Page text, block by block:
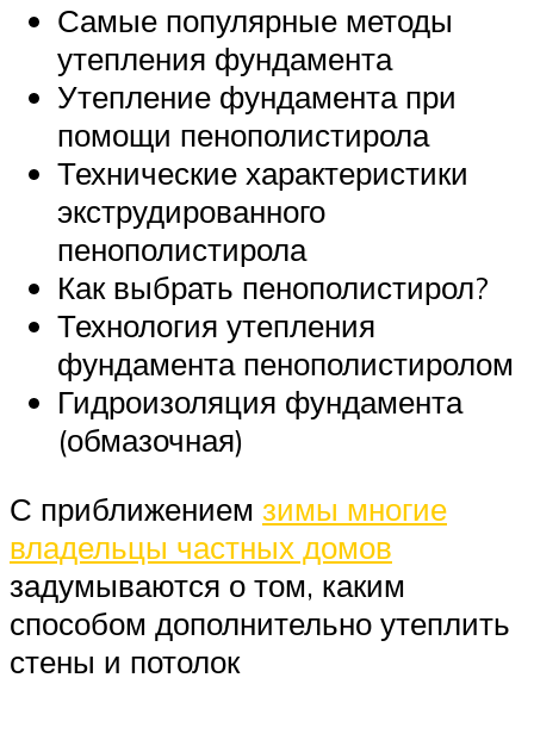
Самые популярные методы
утепления фундамента
Утепление фундамента при
помощи пенополистирола
Технические характеристики
экструдированного
пенополистирола
Как выбрать пенополистирол?
Технология утепления
фундамента пенополистиролом
Гидроизоляция фундамента
(обмазочная)
С приближением зимы многие
владельцы частных домов
задумываются о том, каким
способом дополнительно утеплить
стены и потолок